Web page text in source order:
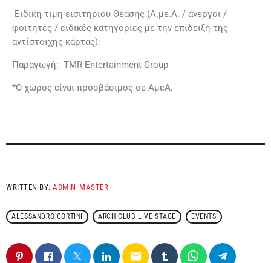
Ειδική τιμή εισιτηρίου Θέασης (Α.με.Α. / άνεργοι /
φοιτητές / ειδικές κατηγορίες με την επίδειξη της
αντίστοιχης κάρτας):
Παραγωγή: TMR Entertainment Group
*Ο χώρος είναι προσβάσιμος σε ΑμεΑ.
WRITTEN BY:ADMIN_MASTER
ALESSANDRO CORTINI ARCH CLUB LIVE STAGE EVENTS
email